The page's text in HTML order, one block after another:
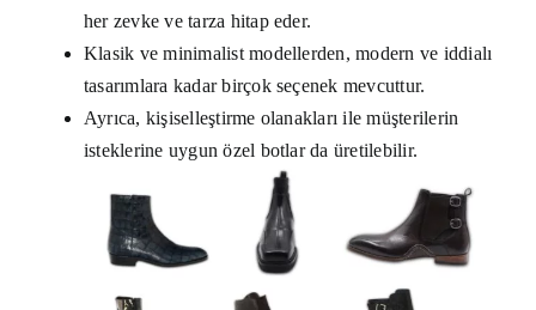
her zevke ve tarza hitap eder.
Klasik ve minimalist modellerden, modern ve iddialı
tasarımlara kadar birçok seçenek mevcuttur.
Ayrıca, kişiselleştirme olanakları ile müşterilerin
isteklerine uygun özel botlar da üretilebilir.